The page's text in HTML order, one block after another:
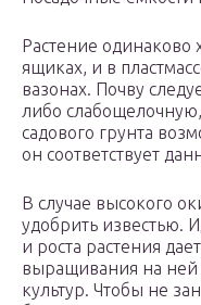
Растение одинаково
ящиках, и в
вазонах. Почву
либо
садового грунта
он соответствует
В случае высокого
удобрить известью.
и роста растения
выращивания на
культур. Чтобы не